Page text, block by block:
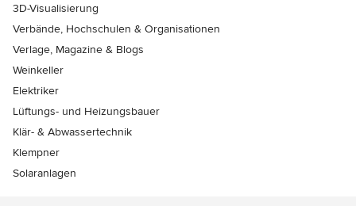
3D-Visualisierung
Verbände, Hochschulen & Organisationen
Verlage, Magazine & Blogs
Weinkeller
Elektriker
Lüftungs- und Heizungsbauer
Klär- & Abwassertechnik
Klempner
Solaranlagen